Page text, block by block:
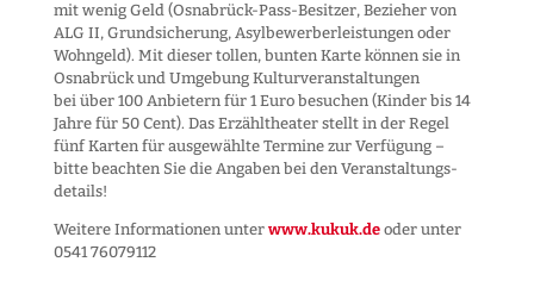
mit wenig Geld (Osnabrück-Pass-Besitzer, Bezieher von
ALG II, Grund­sicherung, Asyl­bewerber­leistungen oder
Wohngeld). Mit dieser tollen, bunten Karte können sie in
Osnabrück und Umgebung Kultur­veranstaltungen
bei über 100 Anbietern für 1 Euro besuchen (Kinder bis 14
Jahre für 50 Cent). Das Erzähltheater stellt in der Regel
fünf Karten für ausgewählte Termine zur Verfügung –
bitte beachten Sie die Angaben bei den Veranstaltungs­
details!
Weitere Informationen unter www.kukuk.deoder unter
0541 76079112